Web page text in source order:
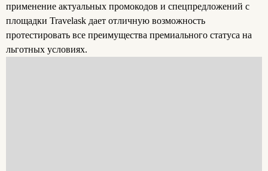
применение актуальных промокодов и спецпредложений с
площадки Travelask дает отличную возможность
протестировать все преимущества премиального статуса на
льготных условиях.